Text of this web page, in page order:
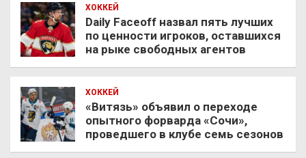
ХОККЕЙ
Daily Faceoff назвал пять лучших
по ценности игроков, оставшихся
на рыке свободных агентов
ХОККЕЙ
«Витязь» объявил о переходе
опытного форварда «Сочи»,
проведшего в клубе семь сезонов